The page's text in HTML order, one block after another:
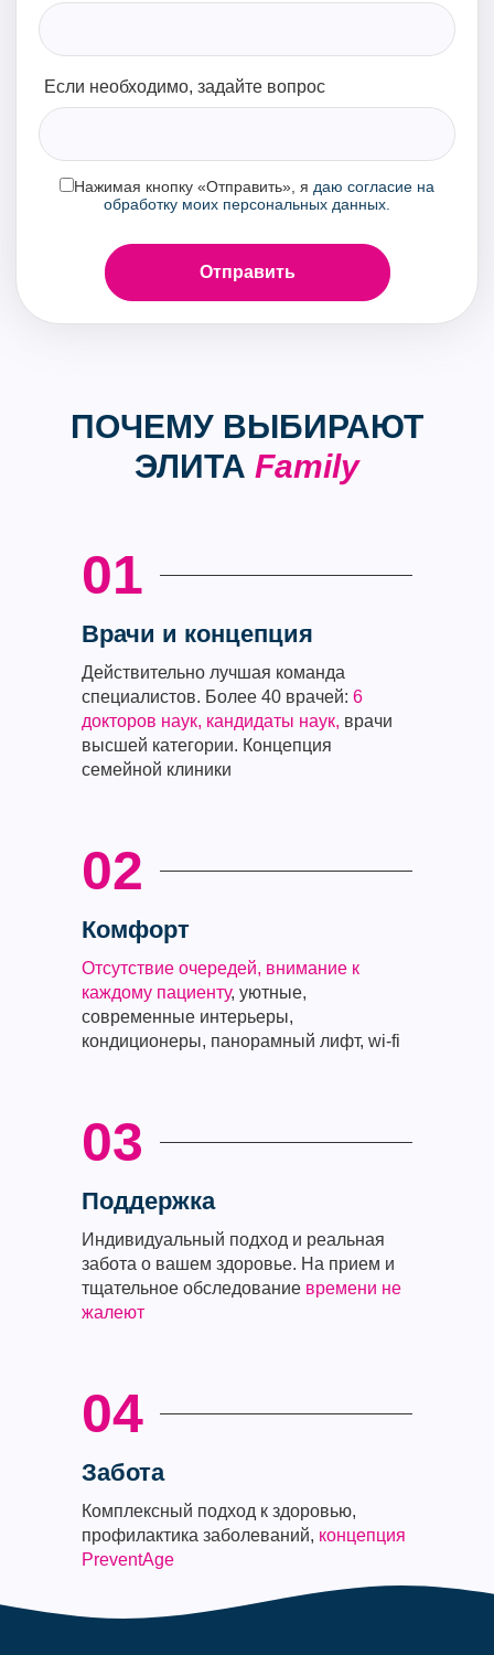
Если необходимо, задайте вопрос
Нажимая кнопку «Отправить», я даю согласие на
обработку моих персональных данных.
ПОЧЕМУ ВЫБИРАЮТ
ЭЛИТА Family
01
Врачи и концепция
Действительно лучшая команда
специалистов. Более 40 врачей: 6
докторов наук, кандидаты наук, врачи
высшей категории. Концепция
семейной клиники
02
Комфорт
Отсутствие очередей, внимание к
каждому пациенту, уютные,
современные интерьеры,
кондиционеры, панорамный лифт, wi-fi
03
Поддержка
Индивидуальный подход и реальная
забота о вашем здоровье. На прием и
тщательное обследование времени не
жалеют
04
Забота
Комплексный подход к здоровью,
профилактика заболеваний, концепция
PreventAge